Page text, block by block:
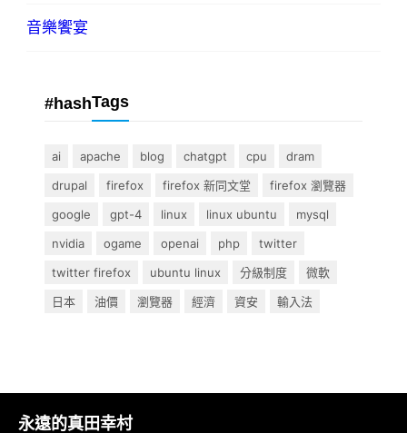
音樂饗宴
#hashTags
ai apache blog chatgpt cpu
dram
drupal
firefox firefox 新同文堂
firefox 瀏覽器
google
gpt-4 linux linux ubuntu
mysql
nvidia
ogame openai php
twitter
twitter firefox
ubuntu linux 分級制度
微軟
日本
油價 瀏覽器 經濟 資安 輸入法
永遠的真田幸村